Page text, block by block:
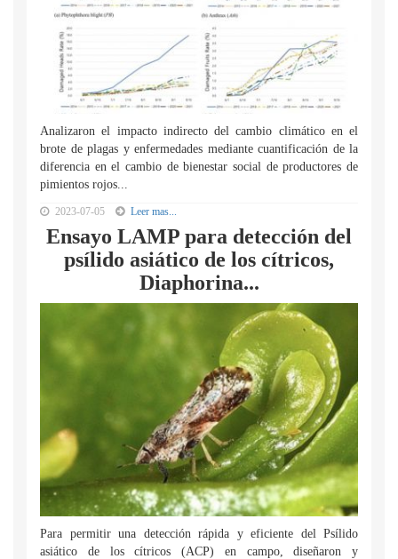
Analizaron el impacto indirecto del cambio climático en el
brote de plagas y enfermedades mediante cuantificación de la
diferencia en el cambio de bienestar social de productores de
pimientos rojos...
2023-07-05 Leer mas...
Ensayo LAMP para detección del
psílido asiático de los cítricos,
Diaphorina...
Para permitir una detección rápida y eficiente del Psílido
asiático de los cítricos (ACP) en campo, diseñaron y